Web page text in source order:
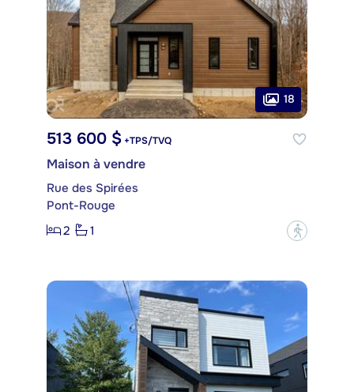
18
513 600 $ +TPS/TVQ
Maison à vendre
Rue des Spirées
Pont-Rouge
2
1 ?